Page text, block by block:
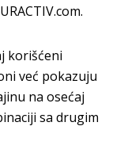
korišćeni
već pokazuju
na osećaj
sa drugim